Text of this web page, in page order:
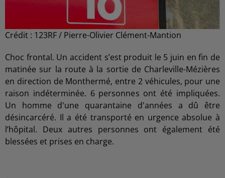
Crédit : 123RF / Pierre-Olivier Clément-Mantion
Choc frontal. Un accident s’est produit le 5 juin en fin de
matinée sur la route à la sortie de Charleville-Mézières
en direction de Monthermé, entre 2 véhicules, pour une
raison indéterminée. 6 personnes ont été impliquées.
Un homme d'une quarantaine d'années a dû être
désincarcéré. Il a été transporté en urgence absolue à
l’hôpital. Deux autres personnes ont également été
blessées et prises en charge.